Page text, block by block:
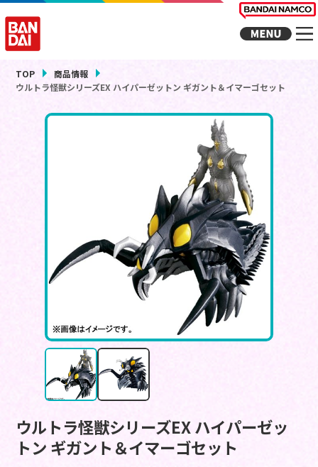
TOP
商品情報
ウルトラ怪獣シリーズEX ハイパーゼットン ギガント＆イマーゴセット
ウルトラ怪獣シリーズEX ハイパーゼッ
トン ギガント＆イマーゴセット